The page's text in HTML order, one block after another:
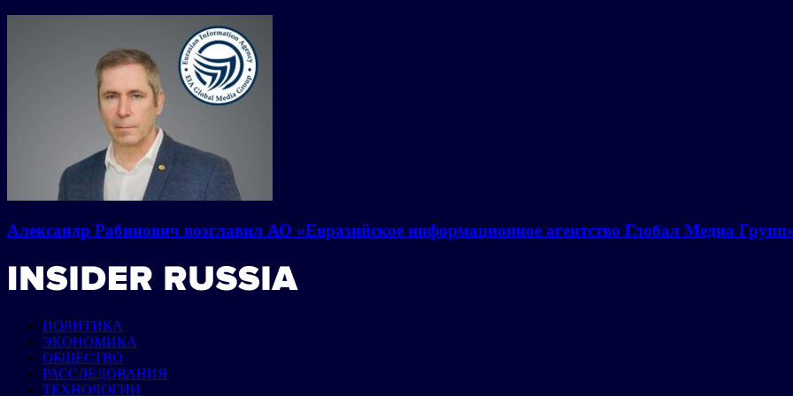
Александр Рабинович возглавил АО «Евразийское информационное агентство Глобал Медиа
ПОЛИТИКА
ЭКОНОМИКА
ОБЩЕСТВО
РАССЛЕДОВАНИЯ
ТЕХНОЛОГИИ